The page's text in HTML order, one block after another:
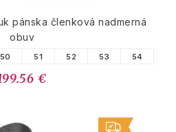
pánska členková nadmerná
obuv
50 51 52 53 54
€